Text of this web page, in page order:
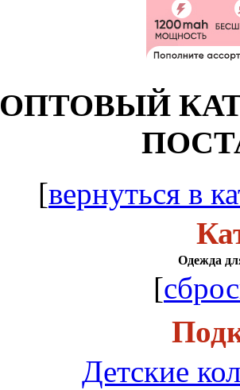
ОПТОВЫЙ
[вернуться в
Одежда
[
Детские